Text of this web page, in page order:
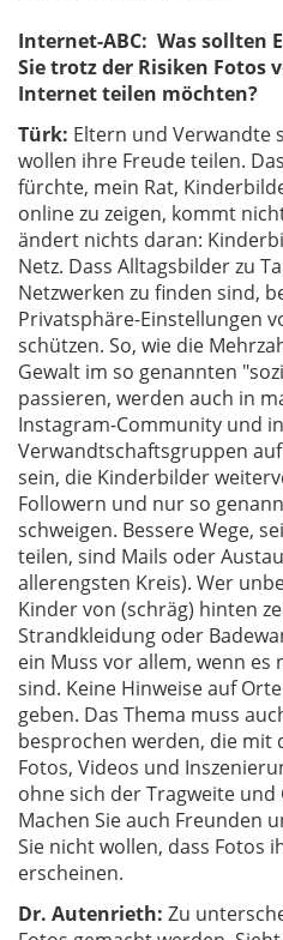
Internet-ABC: Was sollten
Sie trotz der Risiken Fotos
Internet teilen möchten?
Türk: Eltern und Verwandte
wollen ihre Freude teilen.
fürchte, mein Rat,
online zu zeigen, kommt
ändert nichts daran:
Netz. Dass Alltagsbilder zu
Netzwerken zu finden sind,
Privatsphäre-Einstellungen
schützen. So, wie die
Gewalt im so genannten
passieren, werden auch in
Instagram-Community und
Verwandtschaftsgruppen
sein, die Kinderbilder
Followern und nur so
schweigen. Bessere Wege,
teilen, sind Mails oder
allerengsten Kreis). Wer
Kinder von (schräg) hinten
Strandkleidung oder
ein Muss vor allem, wenn
sind. Keine Hinweise auf
geben. Das Thema muss
besprochen werden, die mit
Fotos, Videos und
ohne sich der Tragweite
Machen Sie auch Freunden
Sie nicht wollen, dass Fotos
erscheinen.
Dr. Autenrieth: Zu